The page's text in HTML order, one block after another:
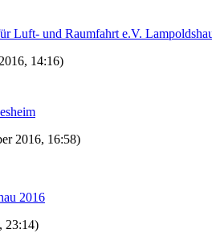
Luft- und Raumfahrt e.V.
14:16)
2016, 16:58)
2016
23:14)